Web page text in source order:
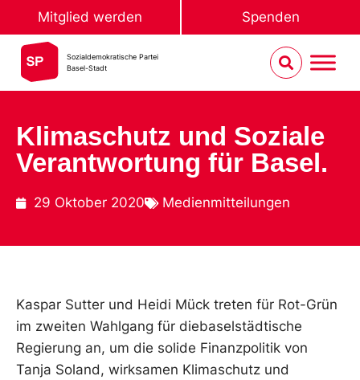
Mitglied werden Spenden
Sozialdemokratische Partei
Basel-Stadt
Klimaschutz und Soziale
Verantwortung für Basel.
29 Oktober 2020 Medienmitteilungen
Kaspar Sutter und Heidi Mück treten für Rot-Grün
im zweiten Wahlgang für diebaselstädtische
Regierung an, um die solide Finanzpolitik von
Tanja Soland, wirksamen Klimaschutz und